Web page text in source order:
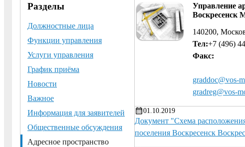
Разделы
Должностные лица
Функции управления
Услуги управления
График приёма
Новости
Важное
Информация для заявителей
Общественные обсуждения
Адресное пространство
Управление
Воскресенск
140200,
Тел:+7 (496)
Факс:
graddoc@vos-
gradreg@vos-
01.10.2019
Документ "Схема
поселения Воскресенск